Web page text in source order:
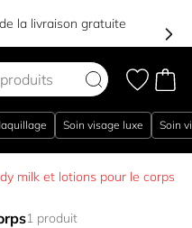
la livraison gratuite
Soin visage luxe Soin
milk et lotions pour le corps
1 produit